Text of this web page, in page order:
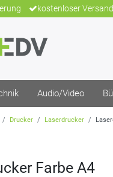
kostenloser Versand
Audio/Video
Drucker Laserdrucker
Farbe A4